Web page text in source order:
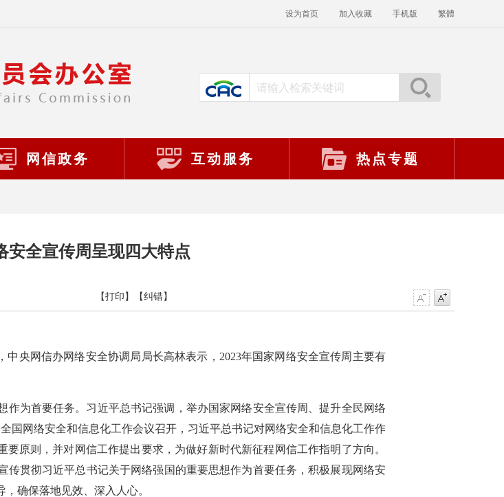
设为首页 加入收藏 手机版 繁體
网信政务 互动服务 热点专题
安全宣传周呈现四大特点
【打印】 【纠错】
中央网信办网络安全协调局局长高林表示，2023年国家网络安全宣传周主要有
为首要任务。习近平总书记强调，举办国家网络安全宣传周、提升全民网络
国网络安全和信息化工作会议召开，习近平总书记对网络安全和信息化工作作
原则，并对网信工作提出要求，为做好新时代新征程网信工作指明了方向。
贯彻习近平总书记关于网络强国的重要思想作为首要任务，积极展现网络安
确保落地见效、深入人心。